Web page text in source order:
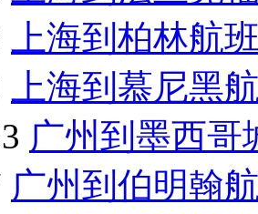
上海到柏林航
上海到慕尼黑
广州到墨西哥
广州到伯明翰